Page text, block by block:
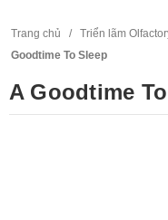
Trang chủ / Triển lãm
Goodtime To Sleep
A Goodtime